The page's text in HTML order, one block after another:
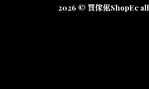
2026 © 買傢俬ShopEc